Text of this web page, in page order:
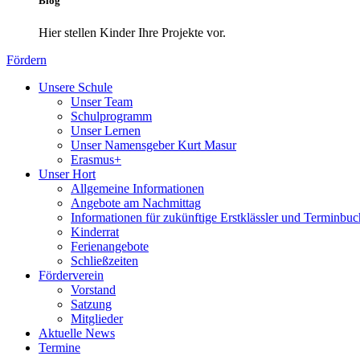
Hier stellen Kinder Ihre Projekte vor.
Fördern
Unsere Schule
Unser Team
Schulprogramm
Unser Lernen
Unser Namensgeber Kurt Masur
Erasmus+
Unser Hort
Allgemeine Informationen
Angebote am Nachmittag
Informationen für zukünftige Erstklässler und
Kinderrat
Ferienangebote
Schließzeiten
Förderverein
Vorstand
Satzung
Mitglieder
Aktuelle News
Termine